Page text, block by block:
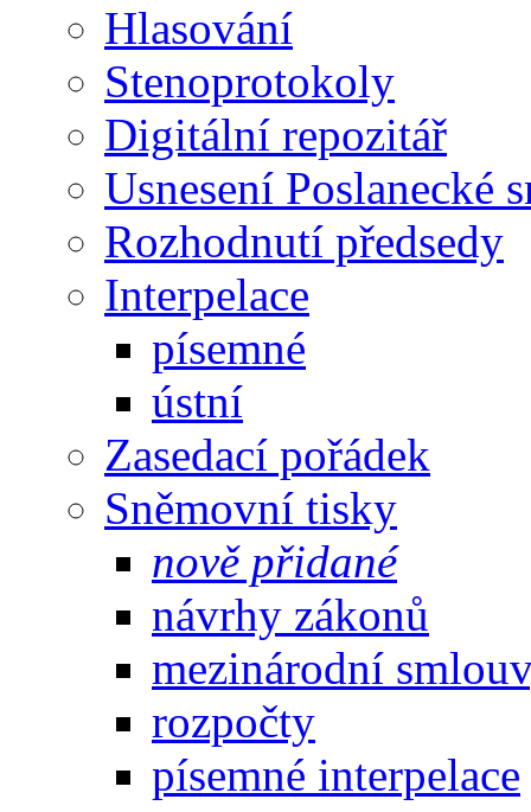
Hlasování
Stenoprotokoly
Digitální repozitář
Usnesení Poslanecké
Rozhodnutí předsedy
Interpelace
písemné
ústní
Zasedací pořádek
Sněmovní tisky
nově přidané
návrhy zákonů
mezinárodní
rozpočty
písemné interpelace